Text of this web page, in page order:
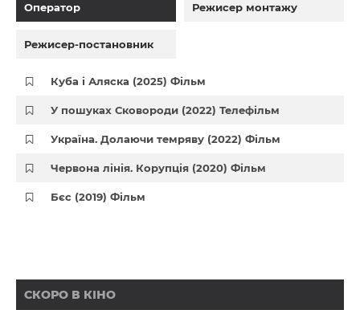
Оператор Режисер монтажу
Режисер-постановник
Куба і Аляска (2025) Фільм
У пошуках Сковороди (2022) Телефільм
Україна. Долаючи темряву (2022) Фільм
Червона лінія. Корупція (2020) Фільм
Бєс (2019) Фільм
СКОРО В КІНО